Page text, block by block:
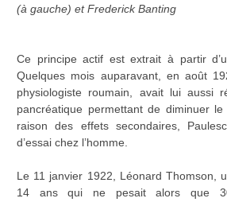
(à gauche) et Frederick Banting
Ce principe actif est extrait à partir
Quelques mois auparavant, en août
physiologiste roumain, avait lui aussi
pancréatique permettant de diminuer
raison des effets secondaires,
d’essai chez l’homme.
Le 11 janvier 1922, Léonard Thomson,
14 ans qui ne pesait alors que